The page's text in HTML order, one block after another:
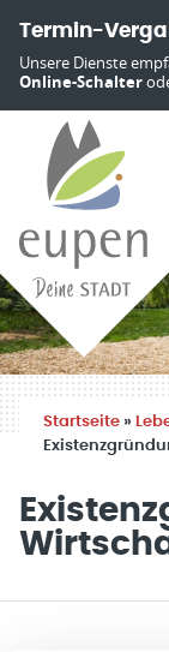
Termin-
Unsere Dienste
Online-Schalter
Startseite »